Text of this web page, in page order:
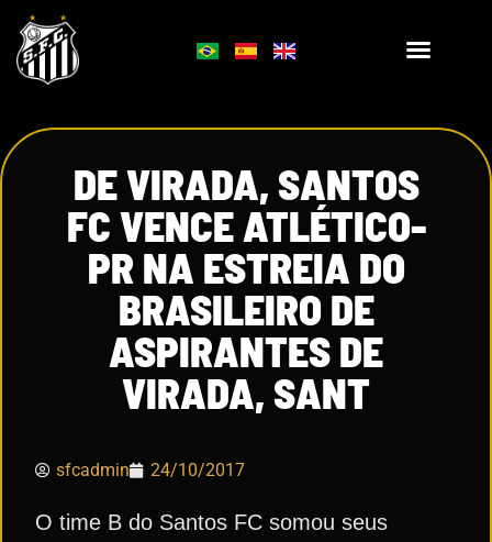
DE VIRADA, SANTOS
FC VENCE ATLÉTICO-
PR NA ESTREIA DO
BRASILEIRO DE
ASPIRANTES DE
VIRADA, SANT
sfcadmin 24/10/2017
O time B do Santos FC somou seus